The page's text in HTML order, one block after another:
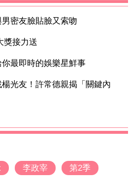
密友臉貼臉又索吻
接力送
最即時的娛樂星鮮事
光友！許常德親揭「關鍵內
李政宰 第2季